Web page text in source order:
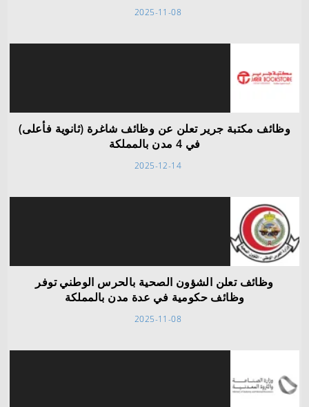
2025-11-08
وظائف مكتبة جرير تعلن عن وظائف شاغرة (ثانوية فأعلى)
في 4 مدن بالمملكة
2025-12-14
وظائف تعلن الشؤون الصحية بالحرس الوطني توفر
وظائف حكومية في عدة مدن بالمملكة
2025-11-08